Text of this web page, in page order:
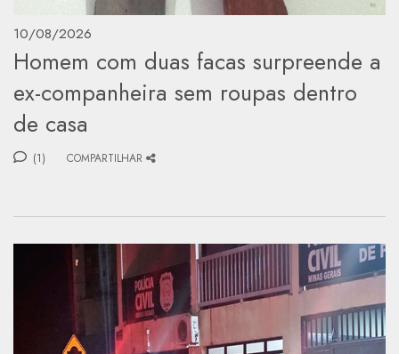
10/08/2026
Homem com duas facas surpreende a
ex-companheira sem roupas dentro
de casa
(1) COMPARTILHAR